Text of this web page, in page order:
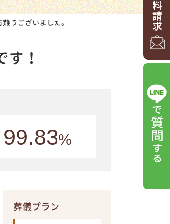
うございました。
！
99.83%
葬儀プラン